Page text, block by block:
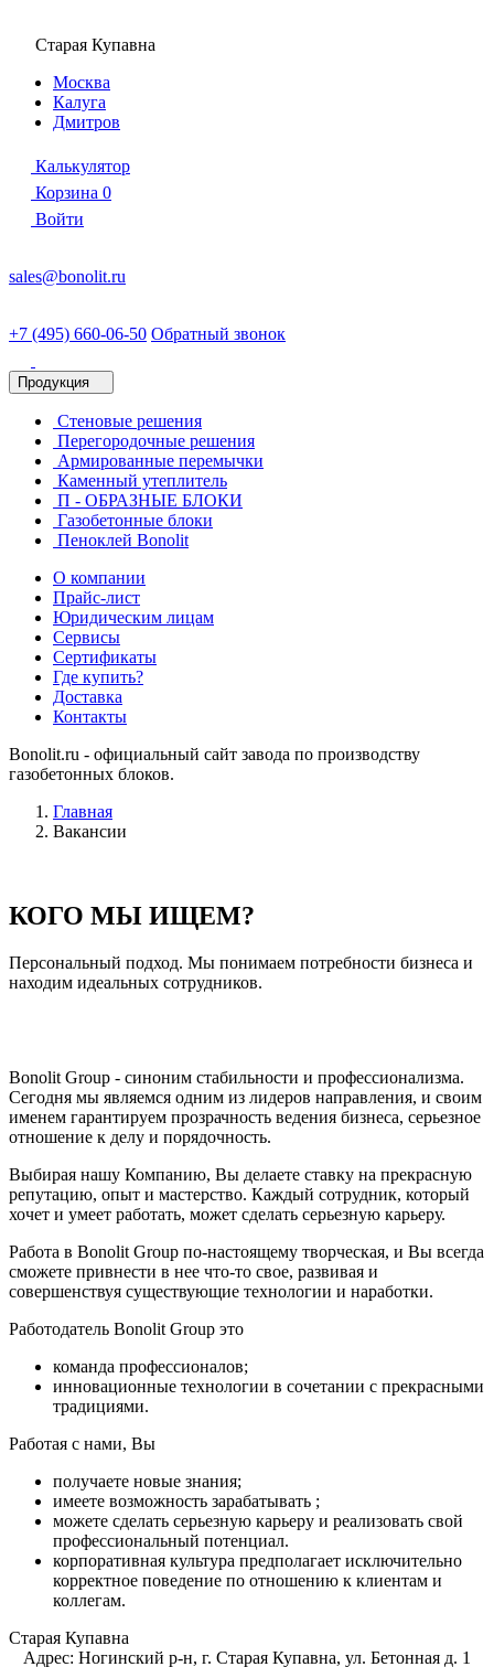
Старая Купавна
Москва
Калуга
Дмитров
Калькулятор
Корзина 0
Войти
sales@bonolit.ru
+7 (495) 660-06-50 Обратный звонок
Продукция
Стеновые решения
Перегородочные решения
Армированные перемычки
Каменный утеплитель
П - ОБРАЗНЫЕ БЛОКИ
Газобетонные блоки
Пеноклей Bonolit
О компании
Прайс-лист
Юридическим лицам
Сервисы
Сертификаты
Где купить?
Доставка
Контакты
Bonolit.ru - официальный сайт завода по производству
газобетонных блоков.
Главная
Вакансии
КОГО МЫ ИЩЕМ?
Персональный подход. Мы понимаем потребности бизнеса и
находим идеальных сотрудников.
Bonolit Group - синоним стабильности и профессионализма.
Cегодня мы являемся одним из лидеров направления, и своим
именем гарантируем прозрачность ведения бизнеса, серьезное
отношение к делу и порядочность.
Выбирая нашу Компанию, Вы делаете ставку на прекрасную
репутацию, опыт и мастерство. Каждый сотрудник, который
хочет и умеет работать, может сделать серьезную карьеру.
Работа в Bonolit Group по-настоящему творческая, и Вы всегда
сможете привнести в нее что-то свое, развивая и
совершенствуя существующие технологии и наработки.
Работодатель Bonolit Group это
команда профессионалов;
инновационные технологии в сочетании с прекрасными
традициями.
Работая с нами, Вы
получаете новые знания;
имеете возможность зарабатывать ;
можете сделать серьезную карьеру и реализовать свой
профессиональный потенциал.
корпоративная культура предполагает исключительно
корректное поведение по отношению к клиентам и
коллегам.
Старая Купавна
Адрес: Ногинский р-н, г. Старая Купавна, ул. Бетонная д. 1